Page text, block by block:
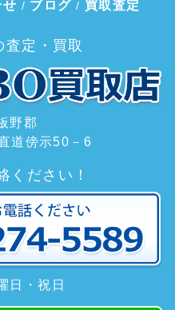
せ / ブログ / 買取査定
定・買取
野郡
道傍示50－6
ください！
日・祝日